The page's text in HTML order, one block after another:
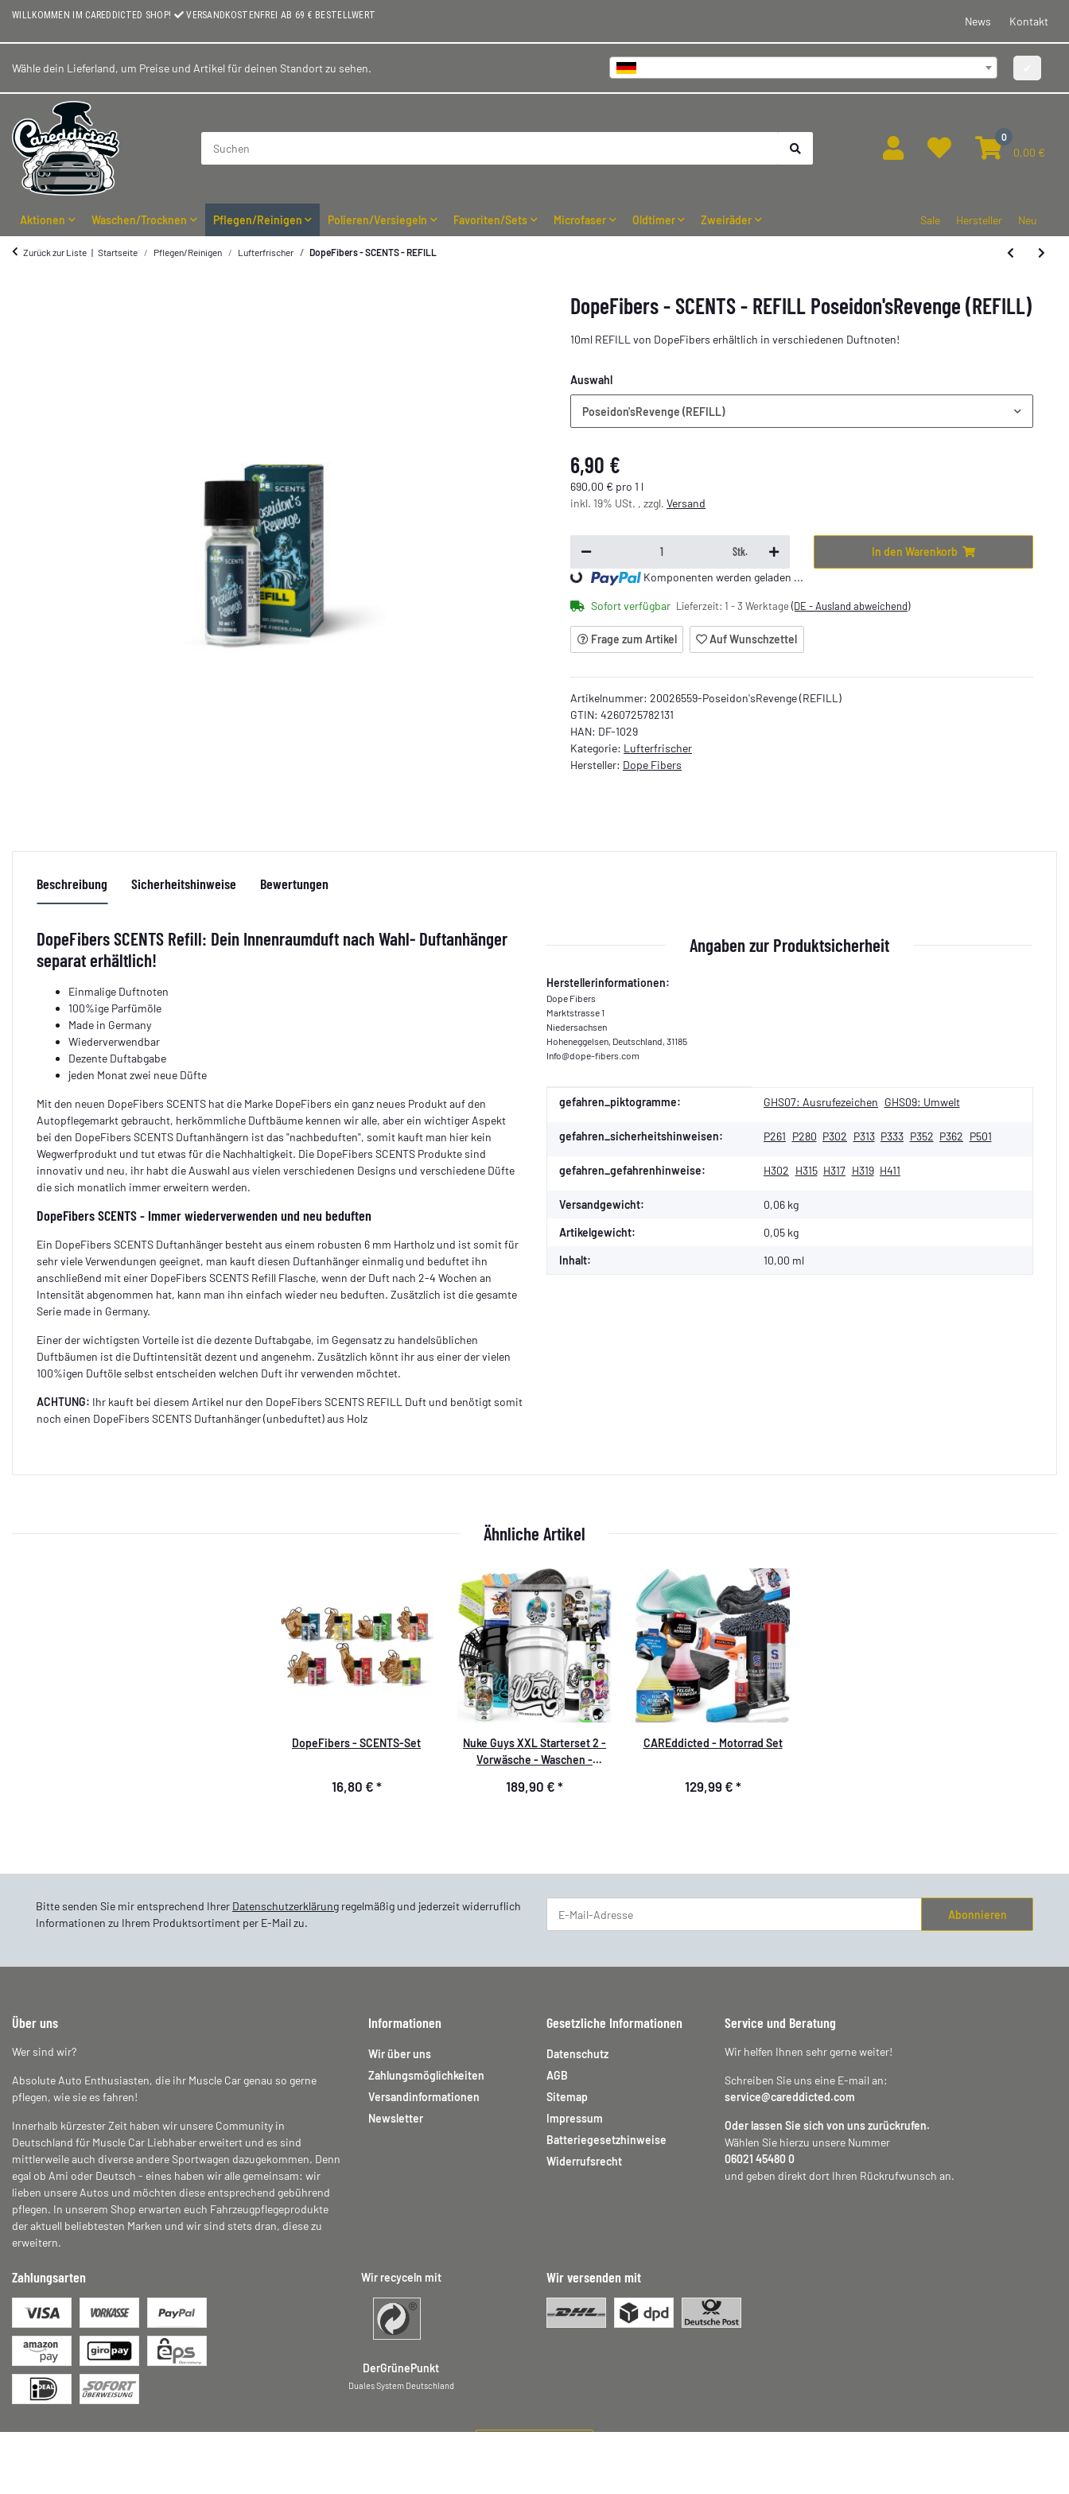
News Kontakt
WILLKOMMEN IM CAREDDICTED SHOP! VERSANDKOSTENFREI AB 69 € BESTELLWERT
Wähle dein Lieferland, um Preise und Artikel für deinen Standort zu sehen.
0
0,00 €
Aktionen Waschen/Trocknen Pflegen/Reinigen Polieren/Versiegeln Favoriten/Sets Microfaser Oldtimer Zweiräder Sale Hersteller Neu
Zurück zur Liste Startseite Pflegen/Reinigen Lufterfrischer DopeFibers - SCENTS - REFILL
DopeFibers - SCENTS - REFILL Poseidon'sRevenge (REFILL)
10ml REFILL von DopeFibers erhältlich in verschiedenen Duftnoten!
Auswahl
Poseidon'sRevenge (REFILL)
6,90 €
690,00 € pro 1 l
inkl. 19% USt. , zzgl. Versand
Stk. In den Warenkorb
Loading... Komponenten werden geladen ...
Sofort verfügbar Lieferzeit: 1 - 3 Werktage (DE - Ausland abweichend)
Frage zum Artikel Auf Wunschzettel
Artikelnummer: 20026559-Poseidon'sRevenge (REFILL)
GTIN: 4260725782131
HAN: DF-1029
Kategorie: Lufterfrischer
Hersteller: Dope Fibers
Beschreibung Sicherheitshinweise Bewertungen
DopeFibers SCENTS Refill: Dein Innenraumduft nach Wahl- Duftanhänger
separat erhältlich!
Einmalige Duftnoten
100%ige Parfümöle
Made in Germany
Wiederverwendbar
Dezente Duftabgabe
jeden Monat zwei neue Düfte
Mit den neuen DopeFibers SCENTS hat die Marke DopeFibers ein ganz neues Produkt auf den
Autopflegemarkt gebraucht, herkömmliche Duftbäume kennen wir alle, aber ein wichtiger Aspekt
bei den DopeFibers SCENTS Duftanhängern ist das "nachbeduften", somit kauft man hier kein
Wegwerfprodukt und tut etwas für die Nachhaltigkeit. Die DopeFibers SCENTS Produkte sind
innovativ und neu, ihr habt die Auswahl aus vielen verschiedenen Designs und verschiedene Düfte
die sich monatlich immer erweitern werden.
DopeFibers SCENTS - Immer wiederverwenden und neu beduften
Ein DopeFibers SCENTS Duftanhänger besteht aus einem robusten 6 mm Hartholz und ist somit für
sehr viele Verwendungen geeignet, man kauft diesen Duftanhänger einmalig und beduftet ihn
anschließend mit einer DopeFibers SCENTS Refill Flasche, wenn der Duft nach 2-4 Wochen an
Intensität abgenommen hat, kann man ihn einfach wieder neu beduften. Zusätzlich ist die gesamte
Serie made in Germany.
Einer der wichtigsten Vorteile ist die dezente Duftabgabe, im Gegensatz zu handelsüblichen
Duftbäumen ist die Duftintensität dezent und angenehm. Zusätzlich könnt ihr aus einer der vielen
100%igen Duftöle selbst entscheiden welchen Duft ihr verwenden möchtet.
ACHTUNG: Ihr kauft bei diesem Artikel nur den DopeFibers SCENTS REFILL Duft und benötigt somit
noch einen DopeFibers SCENTS Duftanhänger (unbeduftet) aus Holz
Angaben zur Produktsicherheit
Herstellerinformationen:
Dope Fibers
Marktstrasse 1
Niedersachsen
Hoheneggelsen, Deutschland, 31185
Info@dope-fibers.com
Produkteigenschaft
Wert
gefahren_piktogramme: GHS07: Ausrufezeichen GHS09: Umwelt
gefahren_sicherheitshinweisen: P261 P280 P302 P313 P333 P352 P362 P501
gefahren_gefahrenhinweise: H302 H315 H317 H319 H411
Versandgewicht: 0,06 kg
Artikelgewicht: 0,05 kg
Inhalt: 10,00 ml
Ähnliche Artikel
DopeFibers - SCENTS-Set
16,80 € *
Nuke Guys XXL Starterset 2 -
Vorwäsche - Waschen -
Glasreinigung
189,90 € *
CAREddicted - Motorrad Set
129,99 € *
Bitte senden Sie mir entsprechend Ihrer Datenschutzerklärung regelmäßig und jederzeit widerruflich
Informationen zu Ihrem Produktsortiment per E-Mail zu.
Abonnieren
Über uns
Wer sind wir?
Absolute Auto Enthusiasten, die ihr Muscle Car genau so gerne
pflegen, wie sie es fahren!
Innerhalb kürzester Zeit haben wir unsere Community in
Deutschland für Muscle Car Liebhaber erweitert und es sind
mittlerweile auch diverse andere Sportwagen dazugekommen. Denn
egal ob Ami oder Deutsch - eines haben wir alle gemeinsam: wir
lieben unsere Autos und möchten diese entsprechend gebührend
pflegen. In unserem Shop erwarten euch Fahrzeugpflegeprodukte
der aktuell beliebtesten Marken und wir sind stets dran, diese zu
erweitern.
Informationen
Wir über uns
Zahlungsmöglichkeiten
Versandinformationen
Newsletter
Gesetzliche Informationen
Datenschutz
AGB
Sitemap
Impressum
Batteriegesetzhinweise
Widerrufsrecht
Service und Beratung
Wir helfen Ihnen sehr gerne weiter!
Schreiben Sie uns eine E-mail an:
service@careddicted.com
Oder lassen Sie sich von uns zurückrufen.
Wählen Sie hierzu unsere Nummer
06021 45480 0
und geben direkt dort Ihren Rückrufwunsch an.
Zahlungsarten Wir recyceln mit
DerGrünePunkt
Duales System Deutschland
Wir versenden mit